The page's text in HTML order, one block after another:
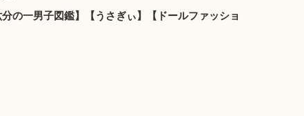
の一男子図鑑】【うさぎぃ】【ドールファッショ